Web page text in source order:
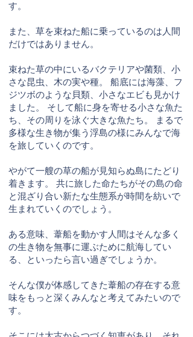
す。
また、草を束ねた船に乗っているのは人間
だけではありません。
束ねた草の中にいるバクテリアや菌類、小
さな昆虫、木の実や種。 船底には海藻、フ
ジツボのような貝類、小さなエビも見かけ
ました。 そして船に身を寄せる小さな魚た
ち、その周りを泳ぐ大きな魚たち。 まるで
多様な生き物が集う浮島の様にみんなで海
を旅していくのです。
やがて一艘の草の船が見知らぬ島にたどり
着きます。 共に旅した命たちがその島の命
と混ざり合い新たな生態系が時間を紡いで
生まれていくのでしょう。
ある意味、葦船を動かす人間はそんな多く
の生き物を無事に運ぶために航海してい
る、といったら言い過ぎでしょうか。
そんな僕が体感してきた葦船の存在する意
味をもっと深くみんなと考えてみたいので
す。